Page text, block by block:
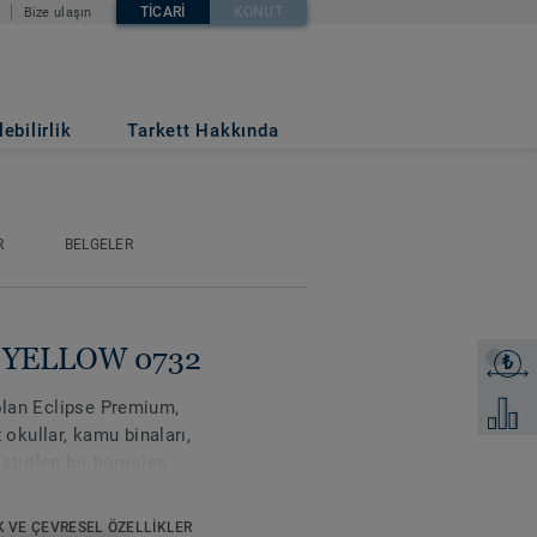
Bize ulaşın TICARI KONUT
Tarkett Hakkında
₺
Fiyat
BELGELER
0732
Eclipse Premium,
kamu binaları,
sunar. Classic, açık
VE ÇEVRESEL ÖZELLIKLER